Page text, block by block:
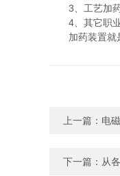
3、工艺加药
4、其它职业
加药装置就是
上一篇： 电
下一篇： 从